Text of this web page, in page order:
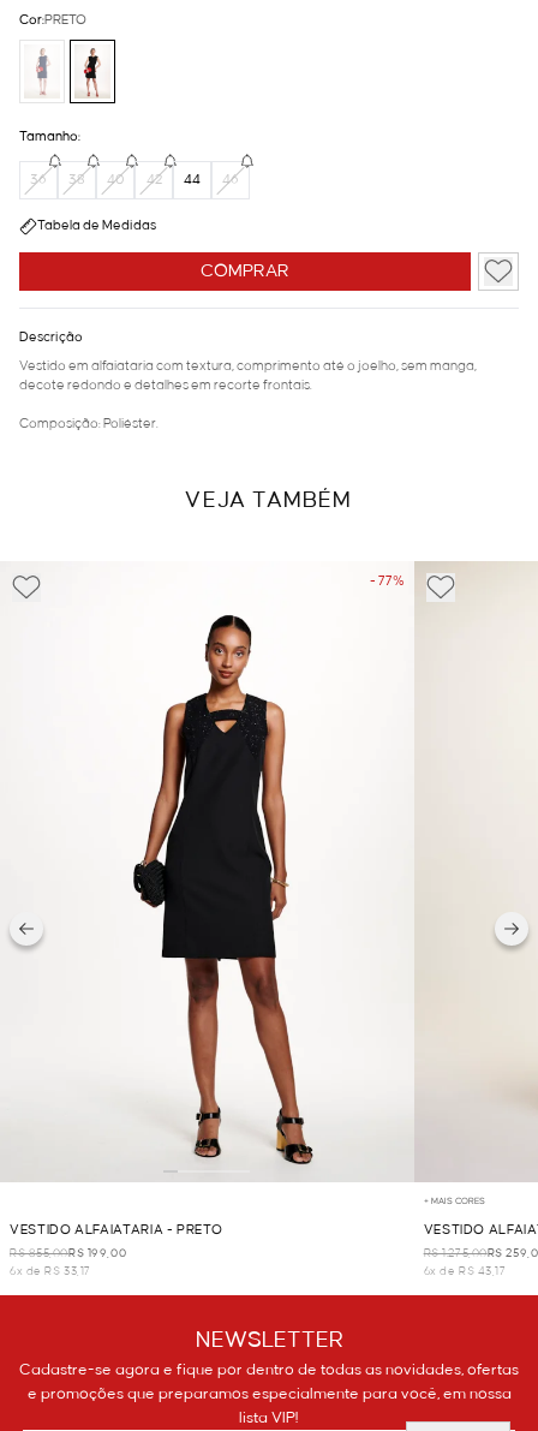
COMPRAR
Cor:PRETO
Tamanho:
36 38 40 42 44 46
Tabela de Medidas
Descrição
Vestido em alfaiataria com textura, comprimento até o joelho, sem manga,
decote redondo e detalhes em recorte frontais.
Composição: Poliéster.
VEJA TAMBÉM
- 77%
VESTIDO ALFAIATARIA - PRETO
R$ 855,00R$ 199,00
6x de R$ 33,17
+ MAIS CORES
VESTIDO
R$ 1.275,00R$
6x de R$ 43,17
NEWSLETTER
Cadastre-se agora e fique por dentro de todas as novidades, ofertas
e promoções que preparamos especialmente para você, em nossa
lista VIP!